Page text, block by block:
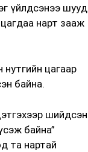
үйлдсэнээ шууд
нарт зааж
цагаар
байна.
шийдсэн
байна”
та нартай